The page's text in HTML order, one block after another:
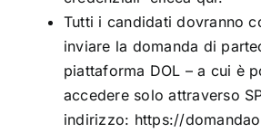
Tutti i candidati dovranno
inviare la domanda di
piattaforma DOL – a cui è
accedere solo attraverso
indirizzo: https://